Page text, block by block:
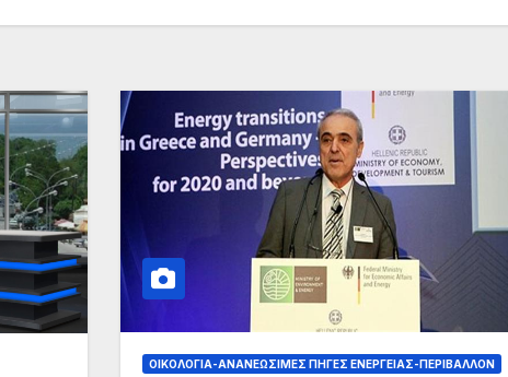
ΟΙΚΟΛΟΓΊΑ-ΑΝΑΝΕΏΣΙΜΕΣ ΠΗΓΈΣ ΕΝΈΡΓΕΙΑΣ-ΠΕΡΙΒΆΛΛΟΝ